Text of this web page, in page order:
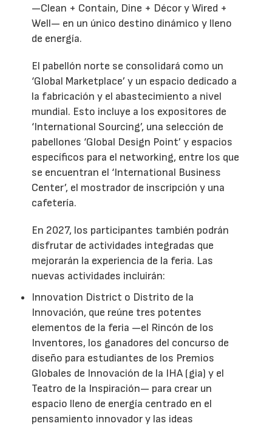
—Clean + Contain, Dine + Décor y Wired +
Well— en un único destino dinámico y lleno
de energía.
El pabellón norte se consolidará como un
‘Global Marketplace’ y un espacio dedicado a
la fabricación y el abastecimiento a nivel
mundial. Esto incluye a los expositores de
‘International Sourcing’, una selección de
pabellones ‘Global Design Point’ y espacios
específicos para el networking, entre los que
se encuentran el ‘International Business
Center’, el mostrador de inscripción y una
cafetería.
En 2027, los participantes también podrán
disfrutar de actividades integradas que
mejorarán la experiencia de la feria. Las
nuevas actividades incluirán:
Innovation District o Distrito de la
Innovación, que reúne tres potentes
elementos de la feria —el Rincón de los
Inventores, los ganadores del concurso de
diseño para estudiantes de los Premios
Globales de Innovación de la IHA (gia) y el
Teatro de la Inspiración— para crear un
espacio lleno de energía centrado en el
pensamiento innovador y las ideas